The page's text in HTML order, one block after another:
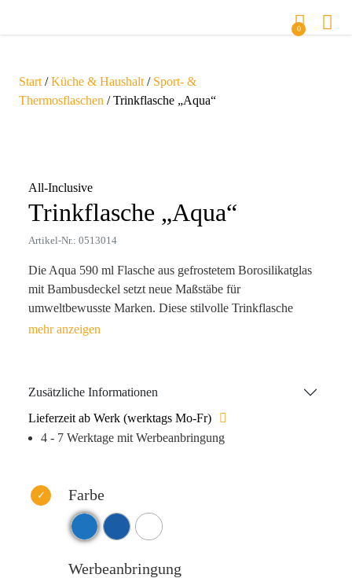
0
Start /Küche & Haushalt / Sport- &
Thermosflaschen / Trinkflasche „Aqua“
All-Inclusive
Trinkflasche „Aqua“
Artikel-Nr.: 0513014
Die Aqua 590 ml Flasche aus gefrostetem Borosilikatglas
mit Bambusdeckel setzt neue Maßstäbe für
umweltbewusste Marken. Diese stilvolle Trinkflasche
kombiniert Luxus mit Funktionalität und ist der perfekte
Verpackt in einer eleganten Geschenkbox.
Zusätzliche Informationen
Lieferzeit ab Werk (werktags Mo-Fr)
4 - 7 Werktage mit Werbeanbringung
Farbe
Werbeanbringung